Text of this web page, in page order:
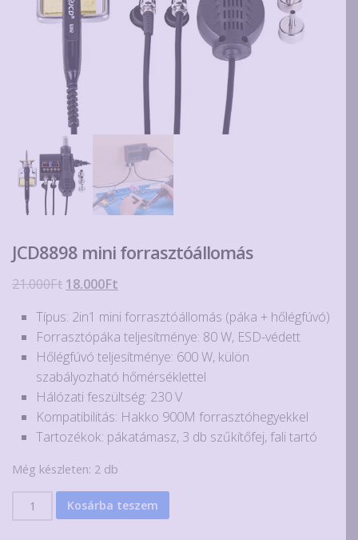
JCD8898 mini forrasztóállomás
21.000Ft Original
was:
21.000Ft.
18.000Ft
is:
18.000Ft.
Típus: 2in1 mini forrasztóállomás (páka + hőlégfúvó)
Forrasztópáka teljesítménye: 80 W, ESD-védett
Hőlégfúvó teljesítménye: 600 W, külön
szabályozható hőmérséklettel
Hálózati feszültség: 230 V
Kompatibilitás: Hakko 900M forrasztóhegyekkel
Tartozékok: pákatámasz, 3 db szűkítőfej, fali tartó
Még készleten: 2 db
JCD8898
Kosárba teszem